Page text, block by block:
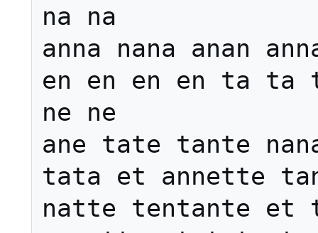
na na
anna nana anan
en en en en ta ta
ne ne
ane tate tante
tata et annette
natte tentante et